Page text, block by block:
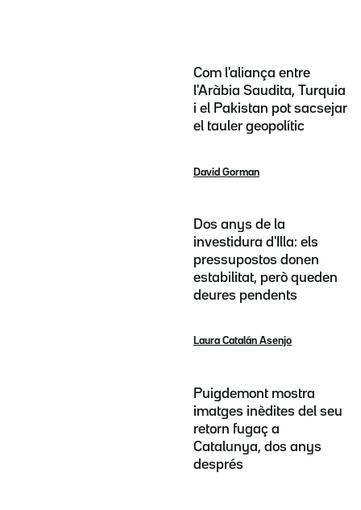
Com l'aliança entre
l'Aràbia Saudita, Turquia
i el Pakistan pot sacsejar
el tauler geopolític
David Gorman
Dos anys de la
investidura d'Illa: els
pressupostos donen
estabilitat, però queden
deures pendents
Laura Catalán Asenjo
Puigdemont mostra
imatges inèdites del seu
retorn fugaç a
Catalunya, dos anys
després